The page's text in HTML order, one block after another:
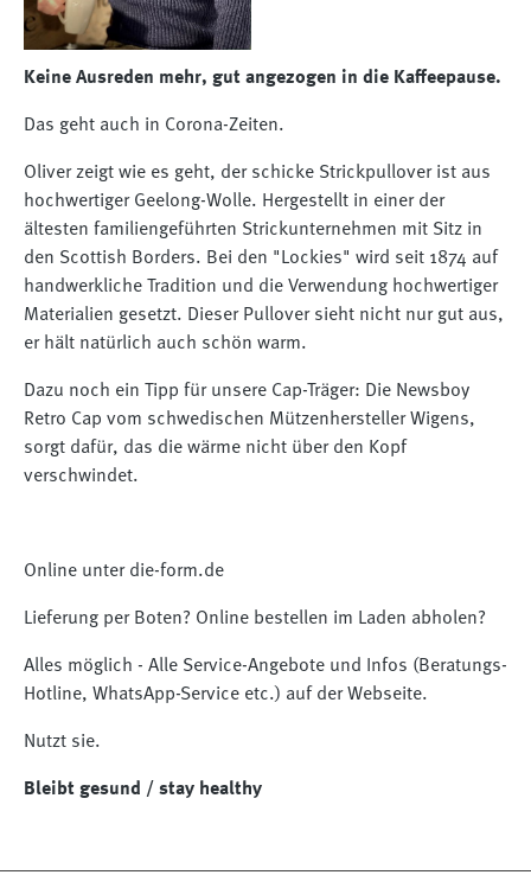
Keine Ausreden mehr, gut angezogen in die Kaffeepause.
Das geht auch in Corona-Zeiten.
Oliver zeigt wie es geht, der schicke Strickpullover ist aus
hochwertiger Geelong-Wolle. Hergestellt in einer der
ältesten familiengeführten Strickunternehmen mit Sitz in
den Scottish Borders. Bei den "Lockies" wird seit 1874 auf
handwerkliche Tradition und die Verwendung hochwertiger
Materialien gesetzt. Dieser Pullover sieht nicht nur gut aus,
er hält natürlich auch schön warm.
Dazu noch ein Tipp für unsere Cap-Träger: Die Newsboy
Retro Cap vom schwedischen Mützenhersteller Wigens,
sorgt dafür, das die wärme nicht über den Kopf
verschwindet.
Online unter die-form.de
Lieferung per Boten? Online bestellen im Laden abholen?
Alles möglich - Alle Service-Angebote und Infos (Beratungs-
Hotline, WhatsApp-Service etc.) auf der Webseite.
Nutzt sie.
Bleibt gesund / stay healthy